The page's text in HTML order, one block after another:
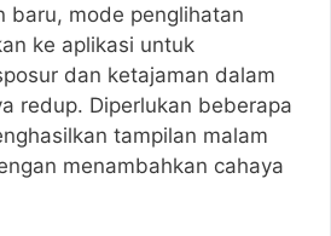
baru, mode penglihatan
ke aplikasi untuk
dan ketajaman dalam
redup. Diperlukan beberapa
tampilan malam
menambahkan cahaya